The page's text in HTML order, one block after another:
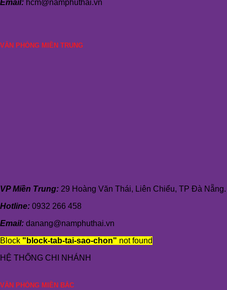
Email: hcm@namphuthai.vn
VĂN PHÒNG MIỀN TRUNG
VP Miền Trung: 29 Hoàng Văn Thái, Liên Chiểu, TP Đà Nẵng.
Hotline: 0932 266 458
Email: danang@namphuthai.vn
Block "block-tab-tai-sao-chon" not found
HỆ THỐNG CHI NHÁNH
VĂN PHÒNG MIỀN BẮC